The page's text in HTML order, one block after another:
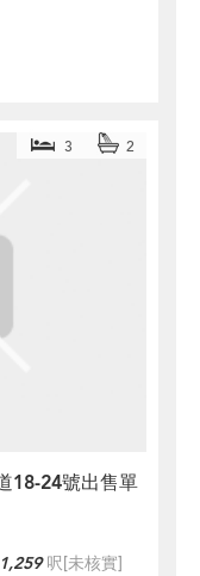
18-24號出售單
3 2
1,259呎[未核實]